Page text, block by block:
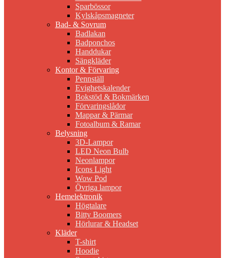
Sparbössor
Kylskåpsmagneter
Bad- & Sovrum
Badlakan
Badponchos
Handdukar
Sängkläder
Kontor & Förvaring
Pennställ
Evighetskalender
Bokstöd & Bokmärken
Förvaringslådor
Mappar & Pärmar
Fotoalbum & Ramar
Belysning
3D-Lampor
LED Neon Bulb
Neonlampor
Icons Light
Wow Pod
Övriga lampor
Hemelektronik
Högtalare
Bitty Boomers
Hörlurar & Headset
Kläder
T-shirt
Hoodie